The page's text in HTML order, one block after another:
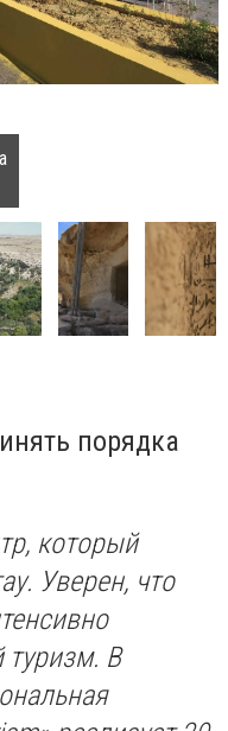
порядка
который
Уверен, что
туризм. В